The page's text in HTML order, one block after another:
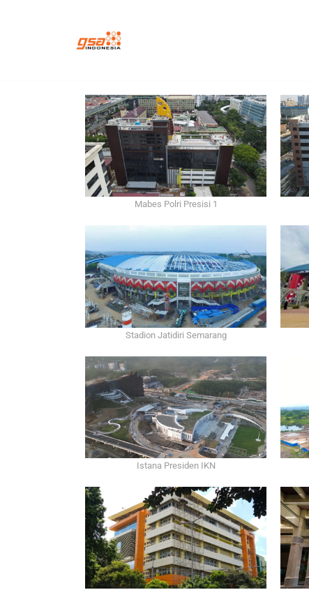
Mabes Polri Presisi 1
Stadion Jatidiri Semarang
Istana Presiden IKN